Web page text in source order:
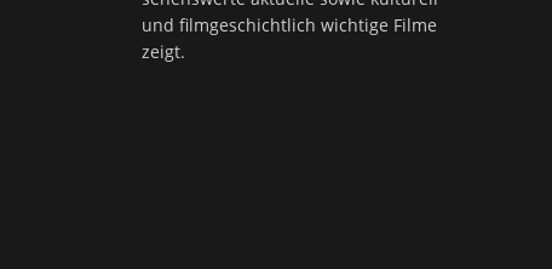
und filmgeschichtlich wichtige Filme
zeigt.